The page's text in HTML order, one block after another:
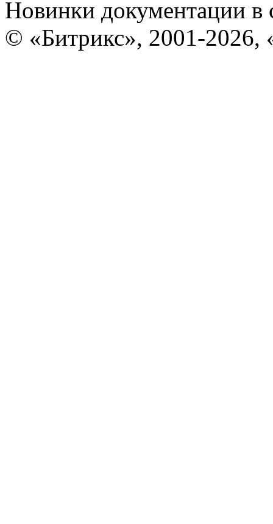
Новинки документации в
© «Битрикс», 2001-2026,